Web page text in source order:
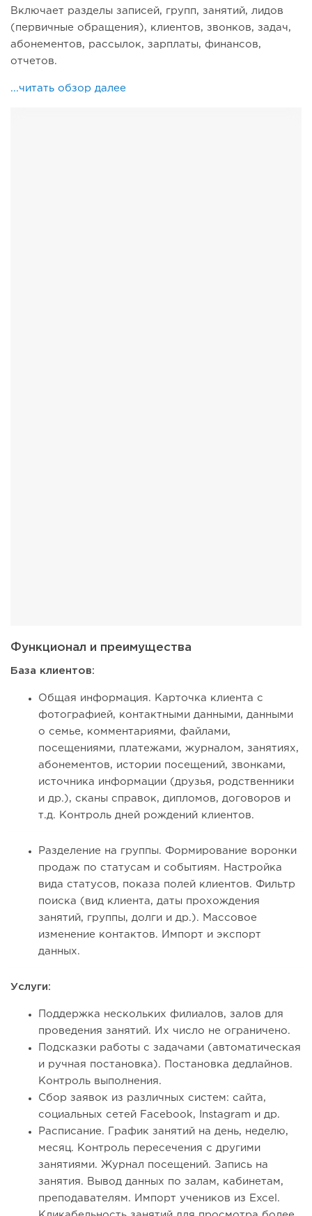
Включает разделы записей, групп, занятий, лидов
(первичные обращения), клиентов, звонков, задач,
абонементов, рассылок, зарплаты, финансов,
отчетов.
...читать обзор далее
Функционал и преимущества
База клиентов:
Общая информация. Карточка клиента с
фотографией, контактными данными, данными
о семье, комментариями, файлами,
посещениями, платежами, журналом, занятиях,
абонементов, истории посещений, звонками,
источника информации (друзья, родственники
и др.), сканы справок, дипломов, договоров и
т.д. Контроль дней рождений клиентов.
Разделение на группы. Формирование воронки
продаж по статусам и событиям. Настройка
вида статусов, показа полей клиентов. Фильтр
поиска (вид клиента, даты прохождения
занятий, группы, долги и др.). Массовое
изменение контактов. Импорт и экспорт
данных.
Услуги:
Поддержка нескольких филиалов, залов для
проведения занятий. Их число не ограничено.
Подсказки работы с задачами (автоматическая
и ручная постановка). Постановка дедлайнов.
Контроль выполнения.
Сбор заявок из различных систем: сайта,
социальных сетей Facebook, Instagram и др.
Расписание. График занятий на день, неделю,
месяц. Контроль пересечения с другими
занятиями. Журнал посещений. Запись на
занятия. Вывод данных по залам, кабинетам,
преподавателям. Импорт учеников из Excel.